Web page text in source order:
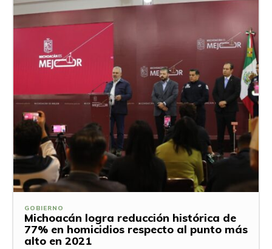
GOBIERNO
Michoacán logra reducción histórica de
77% en homicidios respecto al punto más
alto en 2021